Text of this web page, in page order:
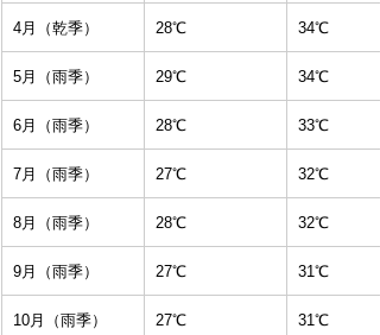
4月（乾季） 28℃ 34℃
5月（雨季） 29℃ 34℃
6月（雨季） 28℃ 33℃
7月（雨季） 27℃ 32℃
8月（雨季） 28℃ 32℃
9月（雨季） 27℃ 31℃
10月（雨季） 27℃ 31℃